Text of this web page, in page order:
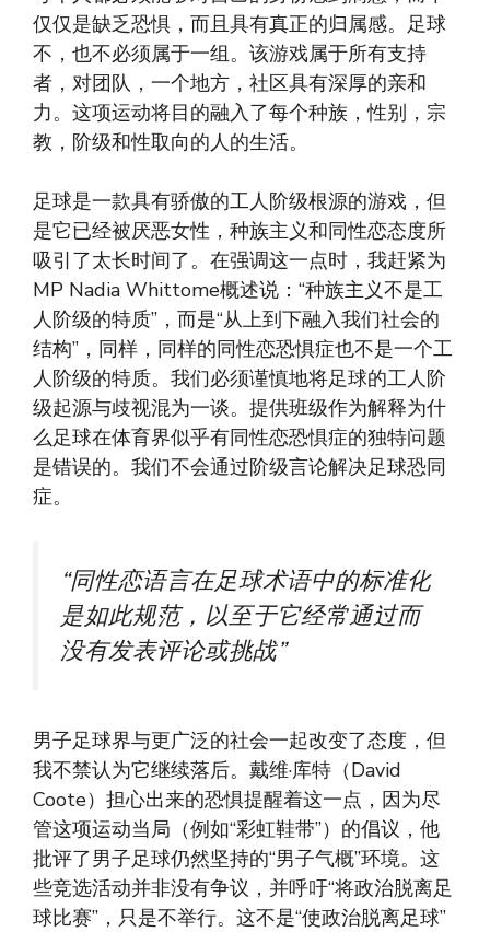
仅仅是缺乏恐惧，而且具有真正的归属感。足球
不，也不必须属于一组。该游戏属于所有支持
者，对团队，一个地方，社区具有深厚的亲和
力。这项运动将目的融入了每个种族，性别，宗
教，阶级和性取向的人的生活。
足球是一款具有骄傲的工人阶级根源的游戏，但
是它已经被厌恶女性，种族主义和同性恋态度所
吸引了太长时间了。在强调这一点时，我赶紧为
MP Nadia Whittome概述说：“种族主义不是工
人阶级的特质”，而是“从上到下融入我们社会的
结构”，同样，同样的同性恋恐惧症也不是一个工
人阶级的特质。我们必须谨慎地将足球的工人阶
级起源与歧视混为一谈。提供班级作为解释为什
么足球在体育界似乎有同性恋恐惧症的独特问题
是错误的。我们不会通过阶级言论解决足球恐同
症。
“同性恋语言在足球术语中的标准化
是如此规范，以至于它经常通过而
没有发表评论或挑战”
男子足球界与更广泛的社会一起改变了态度，但
我不禁认为它继续落后。戴维·库特（David
Coote）担心出来的恐惧提醒着这一点，因为尽
管这项运动当局（例如“彩虹鞋带”）的倡议，他
批评了男子足球仍然坚持的“男子气概”环境。这
些竞选活动并非没有争议，并呼吁“将政治脱离足
球比赛”，只是不举行。这不是“使政治脱离足球”